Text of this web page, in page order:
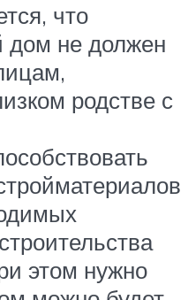
что
дом не должен
родстве с
этом нужно